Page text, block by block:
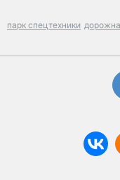
парк спецтехники